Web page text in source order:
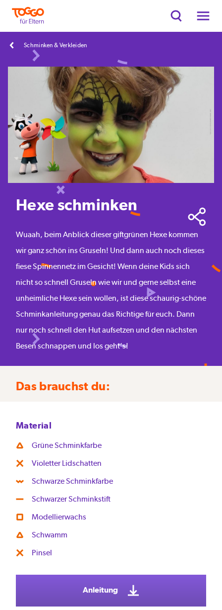
Schminken & Verkleiden
Hexe schminken
Wuaah, beim Anblick dieser giftgrünen Hexe kommen
wir ganz schön ins Gruseln! Und dann auch noch dieses
fiese Spinnennetz im Gesicht! Wenn deine Kids sich
nicht so schnell Gruseln wie wir und gerne selbst eine
unheimliche Hexe sein wollen, ist diese schaurig-schöne
Schminkanleitung genau das Richtige für euch. Dann
nur noch schnell den Hut aufsetzen und den nächsten
Besen schnappen und los geht‘s!
Das brauchst du:
Material
Grüne Schminkfarbe
Violetter Lidschatten
Schwarze Schminkfarbe
Schwarzer Schminkstift
Modellierwachs
Schwamm
Pinsel
Anleitung